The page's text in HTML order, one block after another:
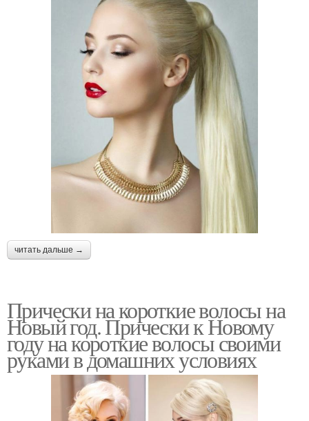
читать дальше →
Прически на короткие волосы на
Новый год. Прически к Новому
году на короткие волосы своими
руками в домашних условиях